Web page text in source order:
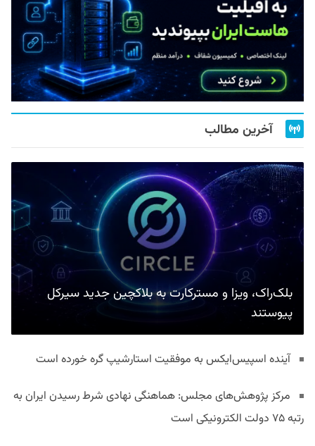
آخرین مطالب
بلک‌راک، ویزا و مسترکارت به بلاکچین جدید سیرکل
پیوستند
آینده اسپیس‌ایکس به موفقیت استارشیپ گره خورده است
مرکز پژوهش‌های مجلس: هماهنگی نهادی شرط رسیدن ایران به
رتبه ۷۵ دولت الکترونیکی است